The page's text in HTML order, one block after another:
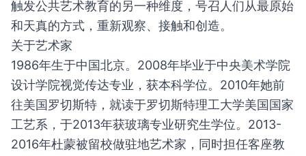
触发公共艺术教育的另一种维度，号召人们从最原始
和天真的方式，重新观察、接触和创造。
关于艺术家
1986年生于中国北京。2008年毕业于中央美术学院
设计学院视觉传达专业，获本科学位。2010年她前
往美国罗切斯特，就读于罗切斯特理工大学美国国家
工艺系，于2013年获玻璃专业研究生学位。2013-
2016年杜蒙被留校做驻地艺术家，同时担任客座教